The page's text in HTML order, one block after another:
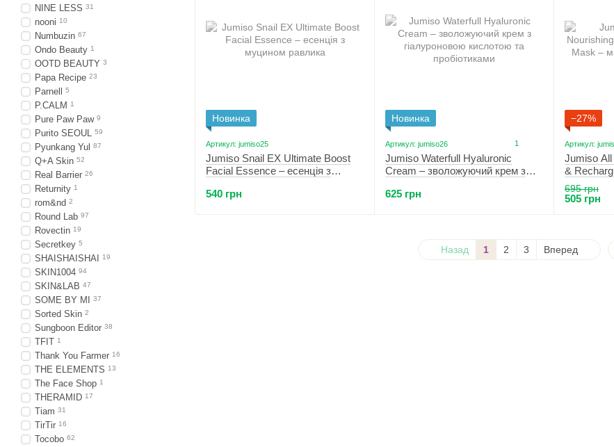
Новинка
Артикул: jumiso25
Jumiso Snail EX Ultimate Boost
Facial Essence – есенція з
540 грн
Новинка
Артикул: jumiso26 1
Jumiso Waterfull Hyaluronic
Cream – зволожуючий крем з
пробіотиками 50 мл
625 грн
−27%
Артикул:
Jumiso
&
маска
695 грн
505 грн
Назад 1 2 3 Вперед
NINE LESS 31
nooni 10
Numbuzin 67
Ondo Beauty 1
OOTD BEAUTY 3
Papa Recipe 23
Parnell 5
P.CALM 1
Pure Paw Paw 9
Purito SEOUL 59
Pyunkang Yul 87
Q+A Skin 52
Real Barrier 26
Returnity 1
rom&nd 2
Round Lab 97
Rovectin 19
Secretkey 5
SHAISHAISHAI 19
SKIN1004 94
SKIN&LAB 47
SOME BY MI 37
Sorted Skin 2
Sungboon Editor 38
TFIT 1
Thank You Farmer 16
THE ELEMENTS 13
The Face Shop 1
THERAMID 17
Tiam 31
TirTir 16
Tocobo 62